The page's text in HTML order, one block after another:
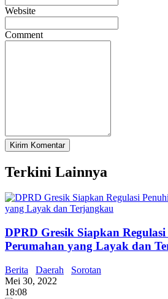
Website
Comment
Terkini Lainnya
DPRD Gresik Siapkan
Perumahan yang Layak dan
Berita Daerah
Sorotan
Mei 30, 2022
18:08